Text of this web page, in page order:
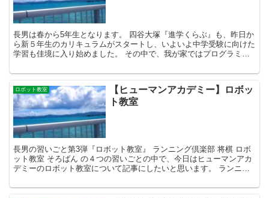
長男は春から5年生となります。 四谷大塚『進学くらぶ』も、昨日か
ら新５年生のカリキュラムがスタートし、いよいよ中学受験に向けた
学習も佳境に入り始めました。 その中で、我が家ではプログラミン
ロボット教室
【ヒューマンアカデミー】ロボッ
ト教室
長男の習いごと第3弾『ロボット教室』 ランニング倶楽部 将棋 ロボ
ット教室 そろばん の４つの習いごとの中で、今日はヒューマンアカ
デミーのロボット教室について記事にしたいと思います。 ランニン